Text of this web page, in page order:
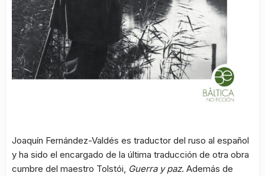
Joaquín Fernández-Valdés es traductor del ruso al español
y ha sido el encargado de la última traducción de otra obra
cumbre del maestro Tolstói, Guerra y paz. Además de